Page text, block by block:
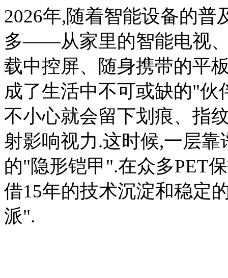
2026年,随着智能设备的普
多——从家里的智能电视
载中控屏、随身携带的平
成了生活中不可或缺的"
不小心就会留下划痕、指
射影响视力.这时候,一层
的"隐形铠甲".在众多PET
借15年的技术沉淀和稳定
派".